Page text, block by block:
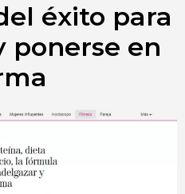
éxito para
ponerse en